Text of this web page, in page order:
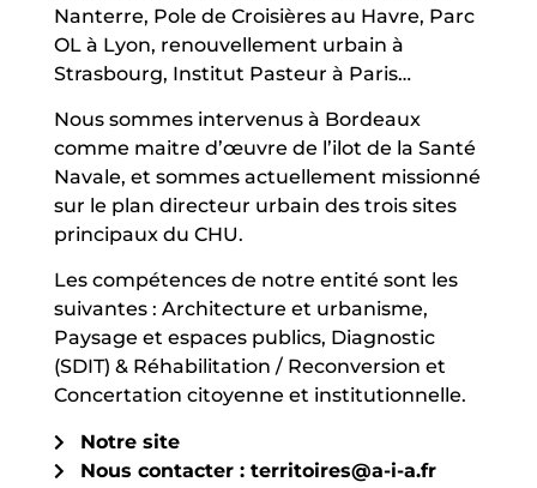
Nanterre, Pole de Croisières au Havre, Parc
OL à Lyon, renouvellement urbain à
Strasbourg, Institut Pasteur à Paris…
Nous sommes intervenus à Bordeaux
comme maitre d’œuvre de l’ilot de la Santé
Navale, et sommes actuellement missionné
sur le plan directeur urbain des trois sites
principaux du CHU.
Les compétences de notre entité sont les
suivantes : Architecture et urbanisme,
Paysage et espaces publics, Diagnostic
(SDIT) & Réhabilitation / Reconversion et
Concertation citoyenne et institutionnelle.
Notre site
Nous contacter : territoires@a-i-a.fr